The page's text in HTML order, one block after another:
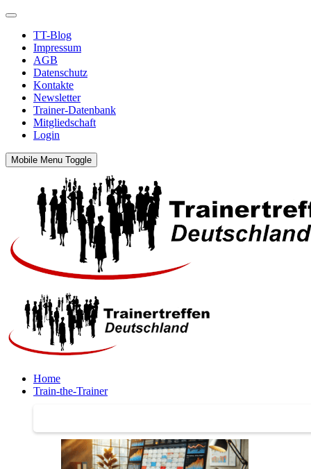
TT-Blog
Impressum
AGB
Datenschutz
Kontakte
Newsletter
Trainer-Datenbank
Mitgliedschaft
Login
Mobile Menu Toggle
Home
Train-the-Trainer